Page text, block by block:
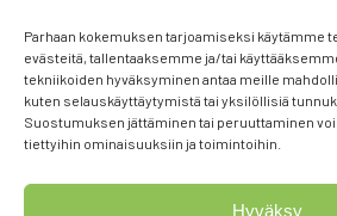
Parhaan kokemuksen tarjoamiseksi käytämme
evästeitä, tallentaaksemme ja/tai
tekniikoiden hyväksyminen antaa meille
kuten selauskäyttäytymistä tai yksilöllisiä
Suostumuksen jättäminen tai peruuttaminen
tiettyihin ominaisuuksiin ja toimintoihin.
Hyväksy